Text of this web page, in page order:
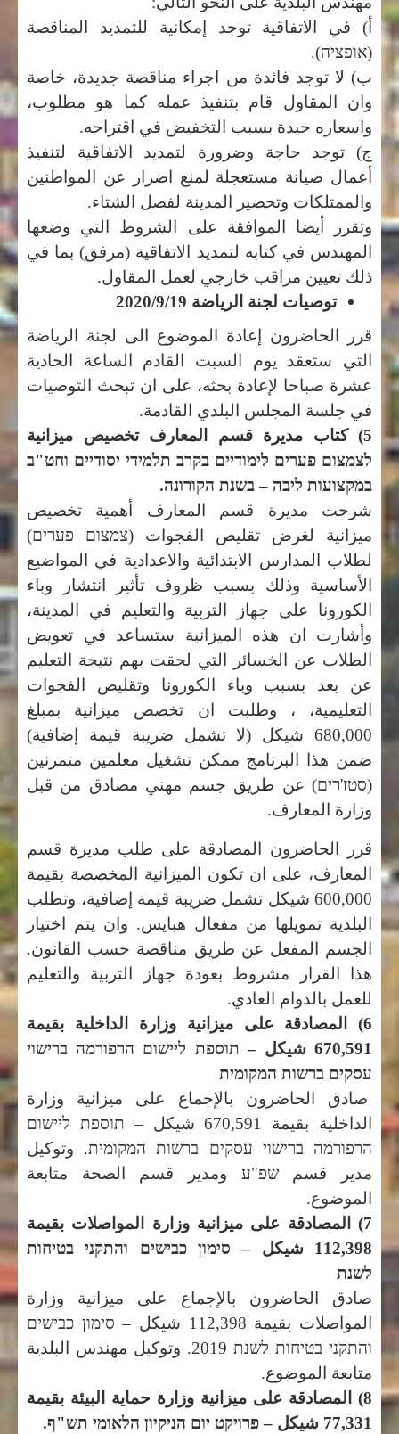
أ) في الاتفاقية توجد إمكانية للتمديد المناقصة
(אופציה).
ب) لا توجد فائدة من اجراء مناقصة جديدة، خاصة
وان المقاول قام بتنفيذ عمله كما هو مطلوب،
واسعاره جيدة بسبب التخفيض في اقتراحه.
ج) توجد حاجة وضرورة لتمديد الاتفاقية لتنفيذ
أعمال صيانة مستعجلة لمنع اضرار عن المواطنين
والممتلكات وتحضير المدينة لفصل الشتاء.
وتقرر أيضا الموافقة على الشروط التي وضعها
المهندس في كتابه لتمديد الاتفاقية (مرفق) بما في
ذلك تعيين مراقب خارجي لعمل المقاول.
توصيات لجنة الرياضة 2020/9/19
قرر الحاضرون إعادة الموضوع الى لجنة الرياضة
التي ستعقد يوم السبت القادم الساعة الحادية
عشرة صباحا لإعادة بحثه، على ان تبحث التوصيات
في جلسة المجلس البلدي القادمة.
5) كتاب مديرة قسم المعارف تخصيص ميزانية
לצמצום פערים לימודיים בקרב תלמידי יסודיים וחט"ב
במקצועות ליבה – בשנת הקורונה.
شرحت مديرة قسم المعارف أهمية تخصيص
ميزانية لغرض تقليص الفجوات (צמצום פערים)
لطلاب المدارس الابتدائية والاعدادية في المواضيع
الأساسية وذلك بسبب ظروف تأثير انتشار وباء
الكورونا على جهاز التربية والتعليم في المدينة،
وأشارت ان هذه الميزانية ستساعد في تعويض
الطلاب عن الخسائر التي لحقت بهم نتيجة التعليم
عن بعد بسبب وباء الكورونا وتقليص الفجوات
التعليمية، ، وطلبت ان تخصص ميزانية بمبلغ
680,000 شيكل (لا تشمل ضريبة قيمة إضافية)
ضمن هذا البرنامج ممكن تشغيل معلمين متمرنين
(סטז'רים) عن طريق جسم مهني مصادق من قبل
وزارة المعارف.
قرر الحاضرون المصادقة على طلب مديرة قسم
المعارف، على ان تكون الميزانية المخصصة بقيمة
600,000 شيكل تشمل ضريبة قيمة إضافية، وتطلب
البلدية تمويلها من مفعال هبايس. وان يتم اختيار
الجسم المفعل عن طريق مناقصة حسب القانون.
هذا القرار مشروط بعودة جهاز التربية والتعليم
للعمل بالدوام العادي.
6) المصادقة على ميزانية وزارة الداخلية بقيمة
670,591 شيكل –
תוספת ליישום הרפורמה ברישוי
עסקים ברשות המקומית
صادق الحاضرون بالإجماع على ميزانية وزارة
الداخلية بقيمة 670,591 شيكل –
תוספת ליישום
הרפורמה ברישוי עסקים ברשות המקומית. وتوكيل
مدير قسمשפ"ע ومدير قسم الصحة متابعة
الموضوع.
7) المصادقة على ميزانية وزارة المواصلات بقيمة
112,398 شيكل –
סימון כבישים והתקני בטיחות
לשנת
صادق الحاضرون بالإجماع على ميزانية وزارة
المواصلات بقيمة 112,398 شيكل –
סימון כבישים
והתקני בטיחות לשנת 2019.
وتوكيل مهندس البلدية
متابعة الموضوع.
8) المصادقة على ميزانية وزارة حماية البيئة بقيمة
77,331 شيكل –
פרויקט יום הניקיון הלאומי תש"ף.